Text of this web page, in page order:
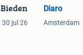
Bieden
30 jul 26
Diaro
Amsterdam